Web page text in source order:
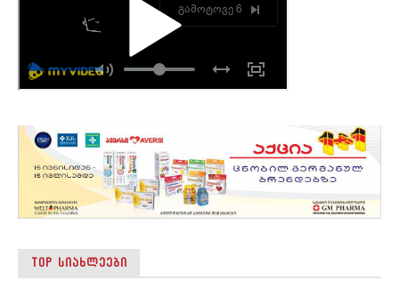
TOP ᲡᲘᲐᲮᲚᲔᲔᲑᲘ